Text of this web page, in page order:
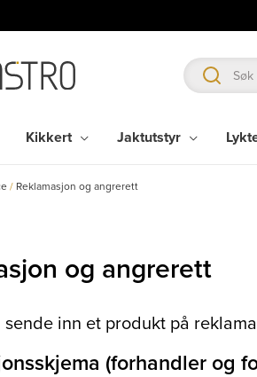
Kikkert Jaktutstyr
/ Reklamasjon og angrerett
og angrerett
sende inn et produkt på
(forhandler og